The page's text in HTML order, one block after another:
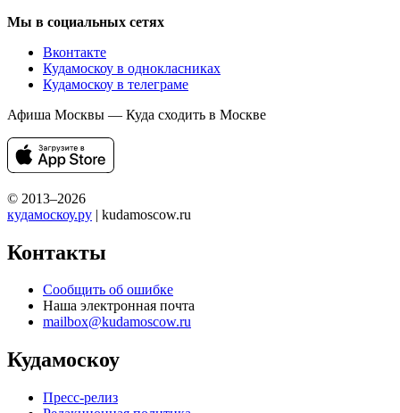
Мы в социальных сетях
Вконтакте
Кудамоскоу в однокласниках
Кудамоскоу в телеграме
Афиша Москвы — Куда сходить в Москве
© 2013–2026
кудамоскоу.ру | kudamoscow.ru
Контакты
Сообщить об ошибке
Наша электронная почта
mailbox@kudamoscow.ru
Кудамоскоу
Пресс-релиз